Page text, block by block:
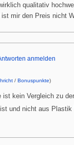
qualitativ
mir den Preis nicht
anmelden
/ Bonuspunkte)
kein Vergleich zu
und nicht aus Plastik